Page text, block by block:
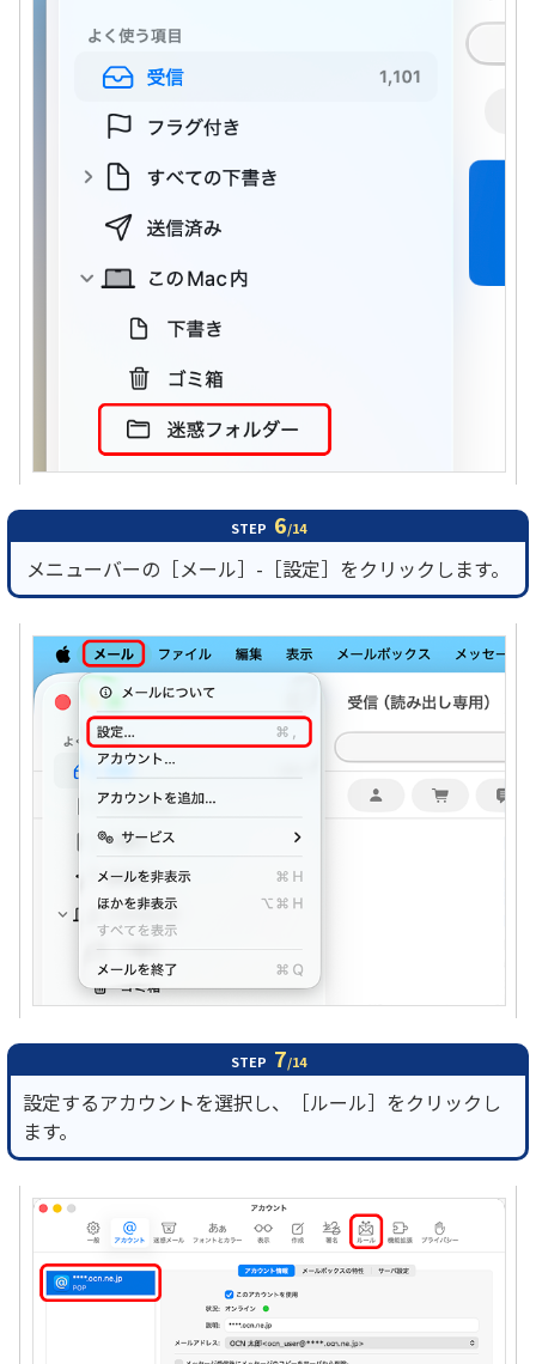
STEP 6/14
メニューバーの［メール］-［設定］をクリックします。
STEP 7/14
設定するアカウントを選択し、［ルール］をクリックし
ます。